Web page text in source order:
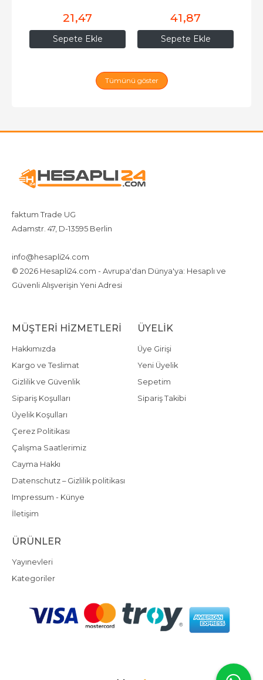
Sepete Ekle
21,47
Sepete Ekle
41,87
Tümünü göster
faktum Trade UG
Adamstr. 47, D-13595 Berlin
info@hesapli24.com
© 2026 Hesapli24.com - Avrupa'dan Dünya'ya: Hesaplı ve
Güvenli Alışverişin Yeni Adresi
MÜŞTERI HIZMETLERI
Hakkımızda
Kargo ve Teslimat
Gizlilik ve Güvenlik
Sipariş Koşulları
Üyelik Koşulları
Çerez Politikası
Çalışma Saatlerimiz
Cayma Hakkı
Datenschutz – Gizlilik politikası
Impressum - Künye
İletişim
ÜYELIK
Üye Girişi
Yeni Üyelik
Sepetim
Sipariş Takibi
ÜRÜNLER
Yayınevleri
Kategoriler